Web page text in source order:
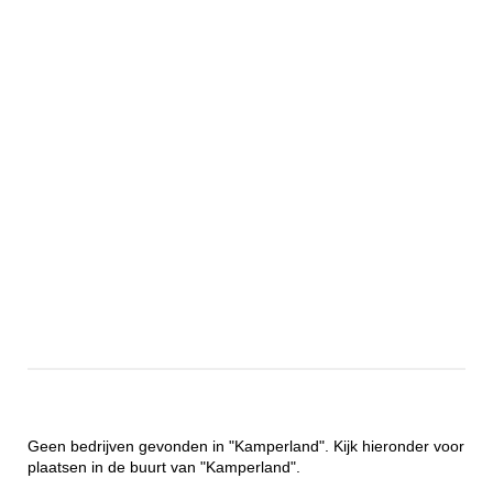
Geen bedrijven gevonden in "Kamperland". Kijk hieronder voor
plaatsen in de buurt van "Kamperland".